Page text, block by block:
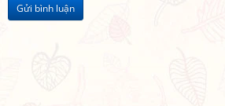
Gửi bình luận